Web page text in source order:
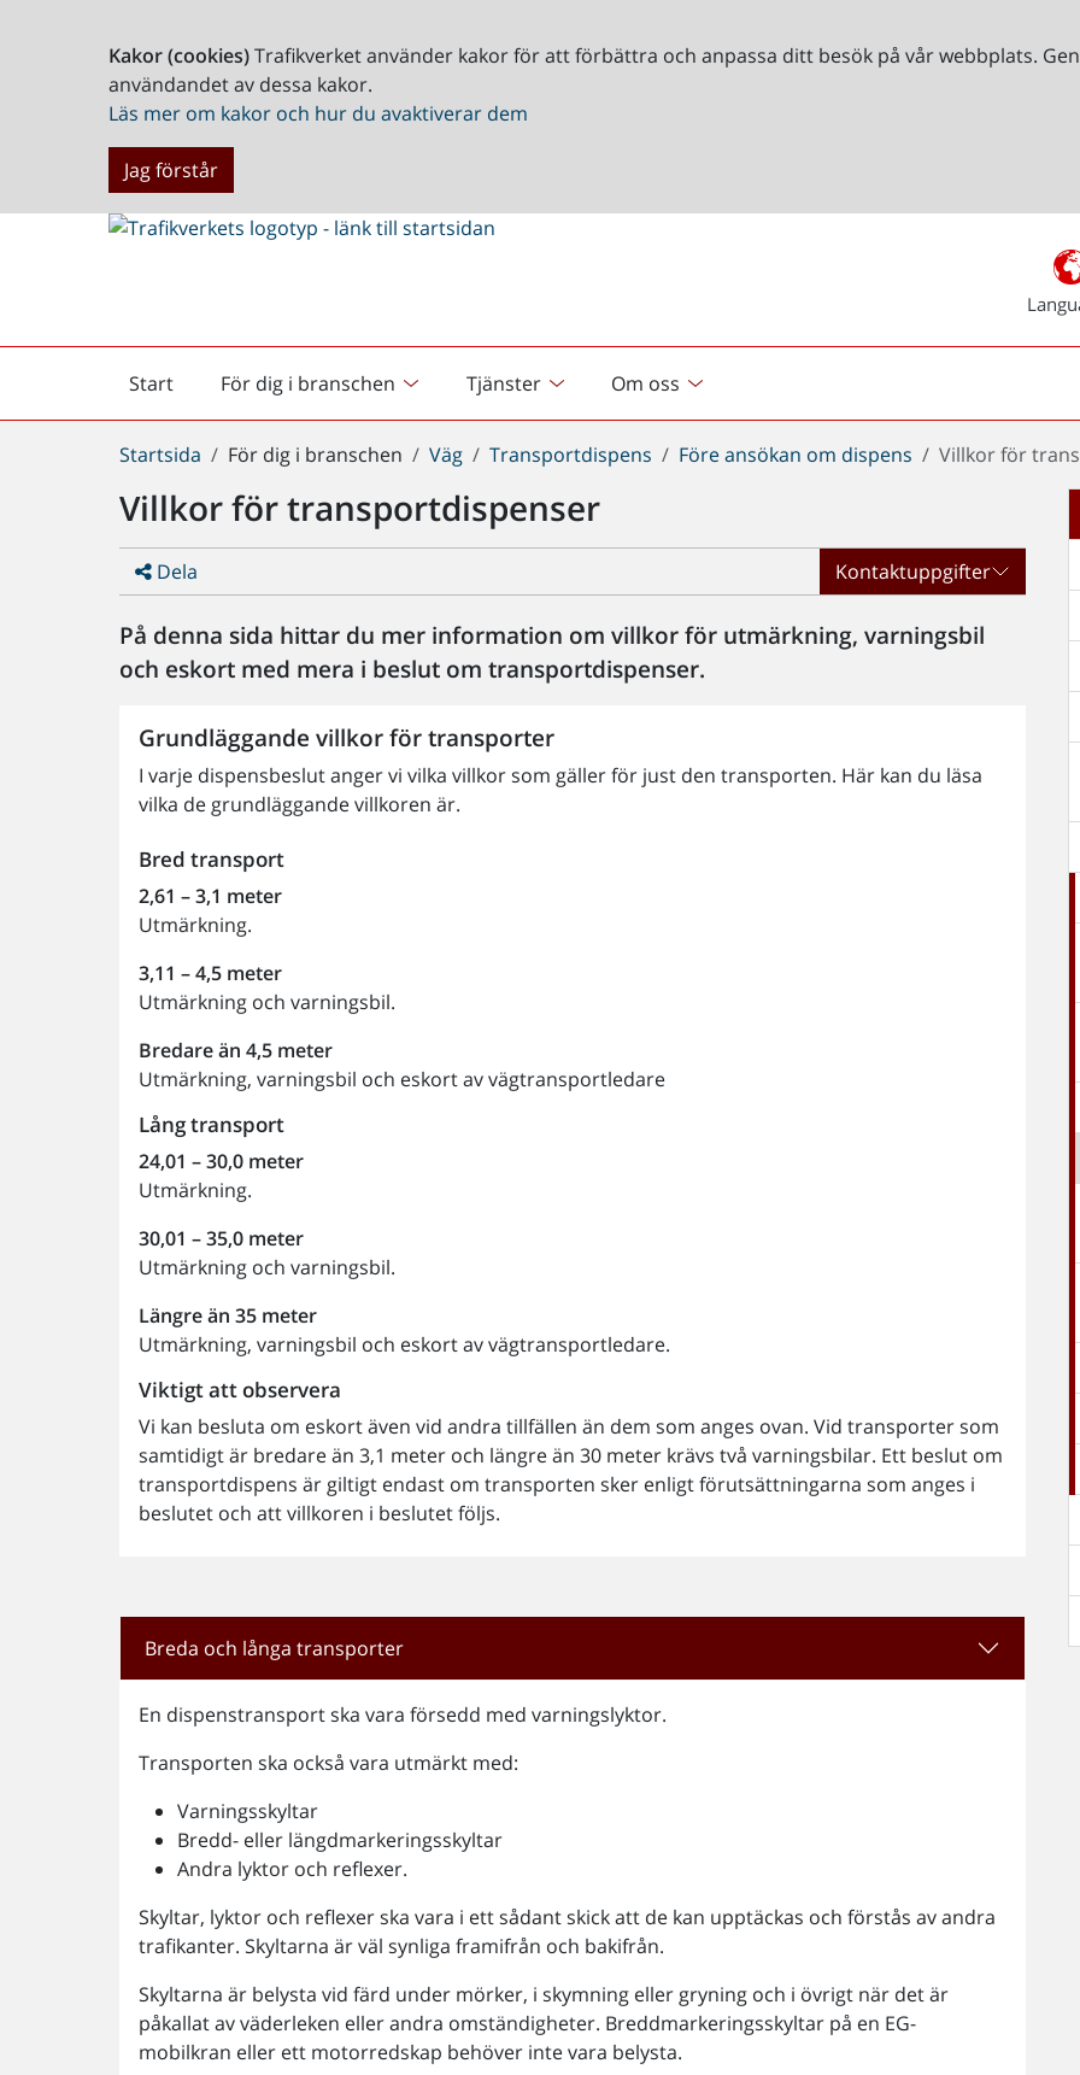
Kakor (cookies)Trafikverket använder kakor för att förbättra och anpassa ditt besök på vår webbplats.
användandet av dessa kakor.
Läs mer om kakor och hur du avaktiverar dem
Jag förstår
Start
Startsida För dig i branschen Tjänster Om oss
Du
här:
Startsida För dig i branschen Väg Transportdispens Före ansökan om dispens Villkor för
Villkor för transportdispenser
Dela Kontaktuppgifter
På denna sida hittar du mer information om villkor för utmärkning, varningsbil
och eskort med mera i beslut om transportdispenser.
Grundläggande villkor för transporter
I varje dispensbeslut anger vi vilka villkor som gäller för just den transporten. Här kan du läsa
vilka de grundläggande villkoren är.
Bred transport
2,61 – 3,1 meter
Utmärkning.
3,11 – 4,5 meter
Utmärkning och varningsbil.
Bredare än 4,5 meter
Utmärkning, varningsbil och eskort av vägtransportledare
Lång transport
24,01 – 30,0 meter
Utmärkning.
30,01 – 35,0 meter
Utmärkning och varningsbil.
Längre än 35 meter
Utmärkning, varningsbil och eskort av vägtransportledare.
Viktigt att observera
Vi kan besluta om eskort även vid andra tillfällen än dem som anges ovan. Vid transporter som
samtidigt är bredare än 3,1 meter och längre än 30 meter krävs två varningsbilar. Ett beslut om
transportdispens är giltigt endast om transporten sker enligt förutsättningarna som anges i
beslutet och att villkoren i beslutet följs.
Breda och långa transporter
En dispenstransport ska vara försedd med varningslyktor.
Transporten ska också vara utmärkt med:
Varningsskyltar
Bredd- eller längdmarkeringsskyltar
Andra lyktor och reflexer.
Skyltar, lyktor och reflexer ska vara i ett sådant skick att de kan upptäckas och förstås av andra
trafikanter. Skyltarna är väl synliga framifrån och bakifrån.
Skyltarna är belysta vid färd under mörker, i skymning eller gryning och i övrigt när det är
påkallat av väderleken eller andra omständigheter. Breddmarkeringsskyltar på en EG-
mobilkran eller ett motorredskap behöver inte vara belysta.